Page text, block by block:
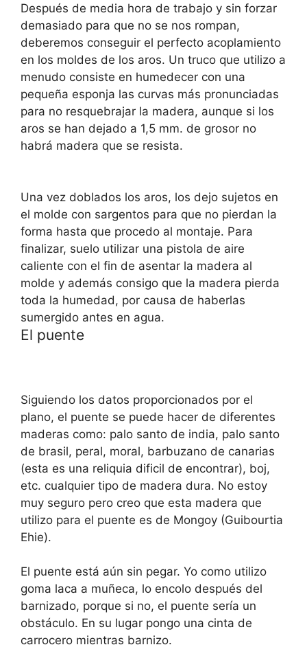
Después de media hora de trabajo y sin forzar
demasiado para que no se nos rompan,
deberemos conseguir el perfecto acoplamiento
en los moldes de los aros. Un truco que utilizo a
menudo consiste en humedecer con una
pequeña esponja las curvas más pronunciadas
para no resquebrajar la madera, aunque si los
aros se han dejado a 1,5 mm. de grosor no
habrá madera que se resista.
Una vez doblados los aros, los dejo sujetos en
el molde con sargentos para que no pierdan la
forma hasta que procedo al montaje. Para
finalizar, suelo utilizar una pistola de aire
caliente con el fin de asentar la madera al
molde y además consigo que la madera pierda
toda la humedad, por causa de haberlas
sumergido antes en agua.
El puente
Siguiendo los datos proporcionados por el
plano, el puente se puede hacer de diferentes
maderas como: palo santo de india, palo santo
de brasil, peral, moral, barbuzano de canarias
(esta es una reliquia dificil de encontrar), boj,
etc. cualquier tipo de madera dura. No estoy
muy seguro pero creo que esta madera que
utilizo para el puente es de Mongoy (Guibourtia
Ehie).
El puente está aún sin pegar. Yo como utilizo
goma laca a muñeca, lo encolo después del
barnizado, porque si no, el puente sería un
obstáculo. En su lugar pongo una cinta de
carrocero mientras barnizo.